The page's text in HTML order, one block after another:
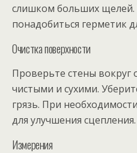
слишком больших щелей.
понадобиться герметик
Очистка поверхности
Проверьте стены
чистыми и сухими.
грязь. При
для улучшения сцепления.
Измерения